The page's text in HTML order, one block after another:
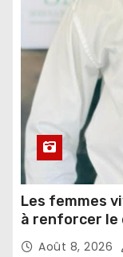
Les femmes
à renforcer
sexuellement
Août 8, 2026